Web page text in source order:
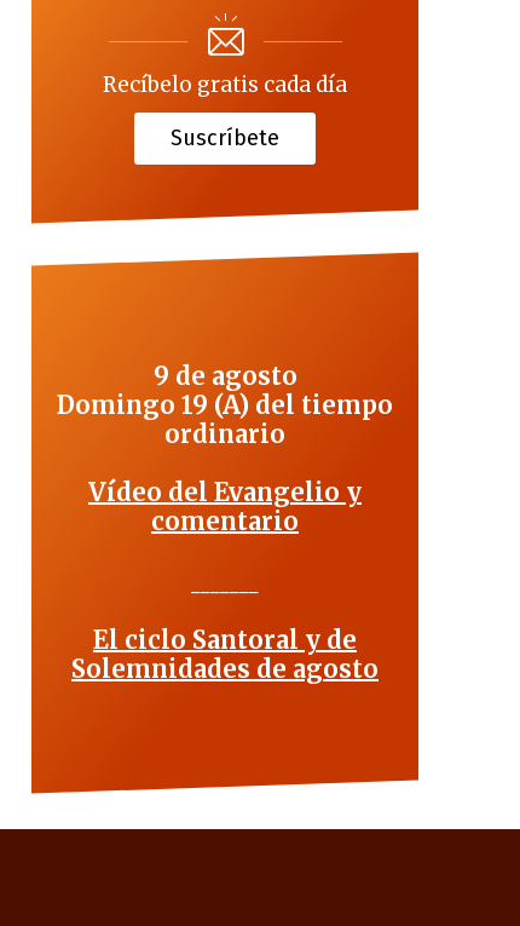
Recíbelo gratis cada día
Suscríbete
9 de agosto
Domingo 19 (A) del tiempo
ordinario
Vídeo del Evangelio y
comentario
El ciclo Santoral y de
Solemnidades de agosto